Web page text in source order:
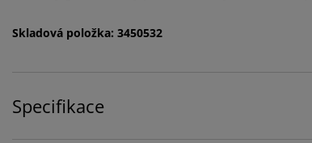
Skladová položka: 3450532
Specifikace